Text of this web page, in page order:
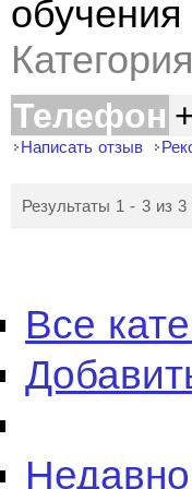
Телефон
Написать отзыв
Результаты 1 - 3 из 3
Все